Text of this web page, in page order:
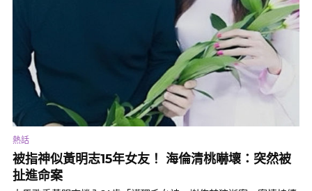
熱話
被指神似黃明志15年女友！ 海倫清桃嚇壞：突然被
扯進命案